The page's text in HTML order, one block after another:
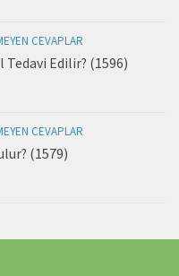
CEVAPLAR
Tedavi Edilir? (1596)
CEVAPLAR
(1579)